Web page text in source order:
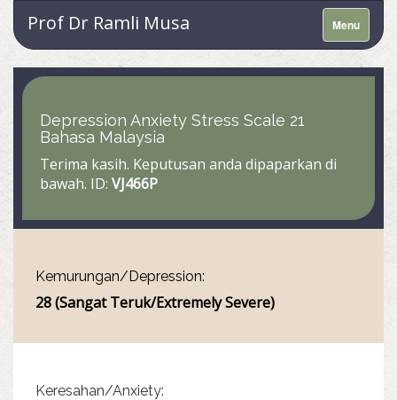
Menu
Prof Dr Ramli Musa
Depression Anxiety Stress Scale 21
Bahasa Malaysia
Terima kasih. Keputusan anda dipaparkan di
bawah. ID: VJ466P
Kemurungan/Depression:
28 (Sangat Teruk/Extremely Severe)
Keresahan/Anxiety: